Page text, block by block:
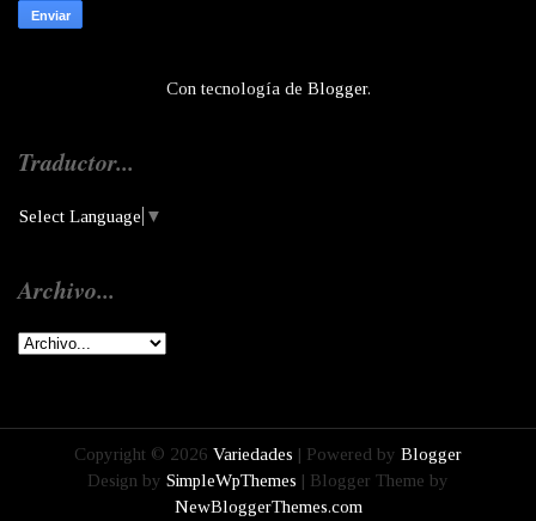
Con tecnología de Blogger.
Traductor...
Select Language ▼
Archivo...
Copyright © 2026 Variedades | Powered by Blogger
Design by SimpleWpThemes | Blogger Theme by
NewBloggerThemes.com